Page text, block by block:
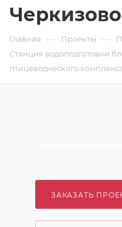
Черкизово
Главная — Проекты —
Станция водоподготовки
птицеводческого
ЗАКАЗАТЬ